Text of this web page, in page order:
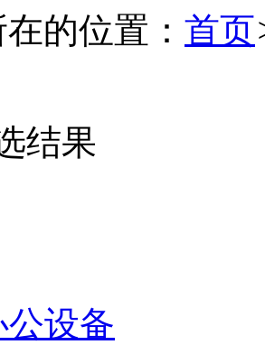
的位置： 首页
结果
设备